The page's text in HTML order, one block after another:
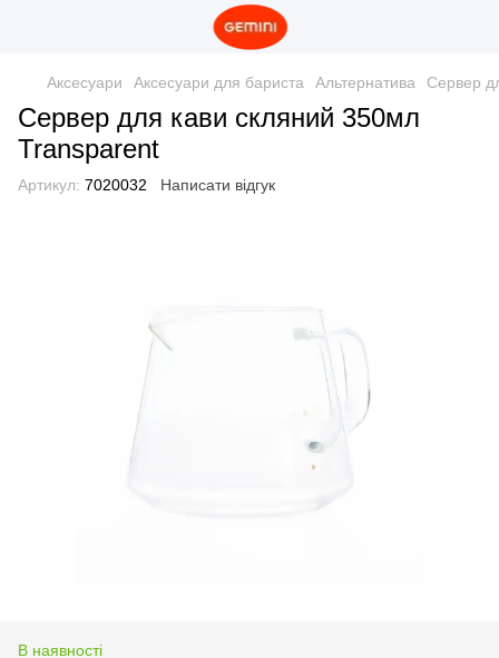
Аксесуари Аксесуари для бариста Альтернатива Сервер
Сервер для кави скляний 350мл
Transparent
Артикул: 7020032 Написати відгук
В наявності